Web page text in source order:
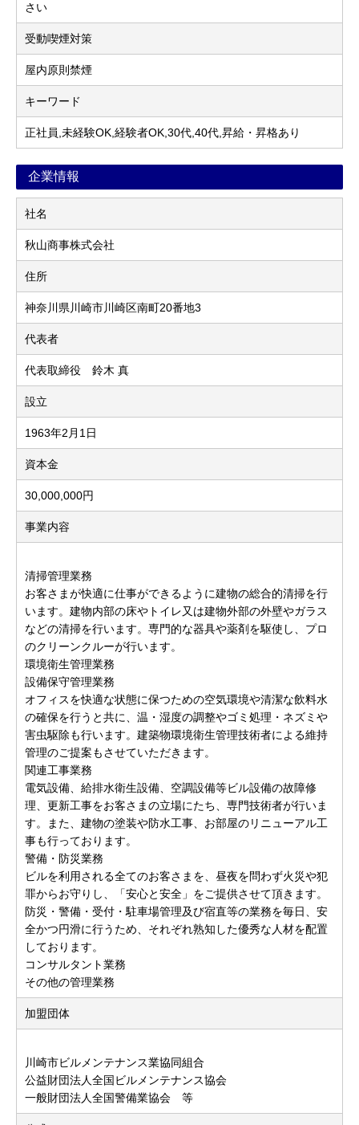
さい
受動喫煙対策
屋内原則禁煙
キーワード
正社員,未経験OK,経験者OK,30代,40代,昇給・昇格あり
企業情報
社名
秋山商事株式会社
住所
神奈川県川崎市川崎区南町20番地3
代表者
代表取締役 鈴木 真
設立
1963年2月1日
資本金
30,000,000円
事業内容
清掃管理業務
お客さまが快適に仕事ができるように建物の総合的清掃を行
います。建物内部の床やトイレ又は建物外部の外壁やガラス
などの清掃を行います。専門的な器具や薬剤を駆使し、プロ
のクリーンクルーが行います。
環境衛生管理業務
設備保守管理業務
オフィスを快適な状態に保つための空気環境や清潔な飲料水
の確保を行うと共に、温・湿度の調整やゴミ処理・ネズミや
害虫駆除も行います。建築物環境衛生管理技術者による維持
管理のご提案もさせていただきます。
関連工事業務
電気設備、給排水衛生設備、空調設備等ビル設備の故障修
理、更新工事をお客さまの立場にたち、専門技術者が行いま
す。また、建物の塗装や防水工事、お部屋のリニューアル工
事も行っております。
警備・防災業務
ビルを利用される全てのお客さまを、昼夜を問わず火災や犯
罪からお守りし、「安心と安全」をご提供させて頂きます。
防災・警備・受付・駐車場管理及び宿直等の業務を毎日、安
全かつ円滑に行うため、それぞれ熟知した優秀な人材を配置
しております。
コンサルタント業務
その他の管理業務
加盟団体
川崎市ビルメンテナンス業協同組合
公益財団法人全国ビルメンテナンス協会
一般財団法人全国警備業協会 等